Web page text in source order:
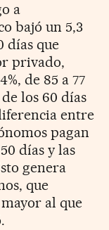
a
bajó un 5,3
días que
privado,
de 85 a 77
los 60 días
entre
pagan
días y las
genera
que
al que